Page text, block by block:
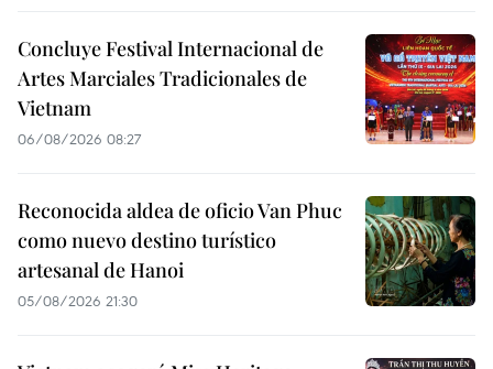
Concluye Festival Internacional de
Artes Marciales Tradicionales de
Vietnam
06/08/2026 08:27
Reconocida aldea de oficio Van Phuc
como nuevo destino turístico
artesanal de Hanoi
05/08/2026 21:30